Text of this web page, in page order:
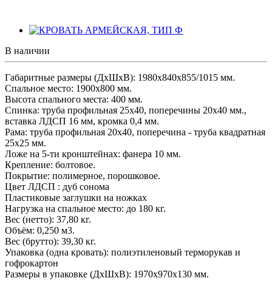
В наличии
Габаритные размеры (ДхШхВ): 1980х840х855/1015 мм.
Спальное место: 1900х800 мм.
Высота спального места: 400 мм.
Спинка: труба профильная 25х40, поперечины 20х40 мм.,
вставка ЛДСП 16 мм, кромка 0,4 мм.
Рама: труба профильная 20х40, поперечина - труба квадратная
25х25 мм.
Ложе на 5-ти кронштейнах: фанера 10 мм.
Крепление: болтовое.
Покрытие: полимерное, порошковое.
Цвет ЛДСП : дуб сонома
Пластиковые заглушки на ножках
Нагрузка на спальное место: до 180 кг.
Вес (нетто): 37,80 кг.
Объём: 0,250 м3.
Вес (брутто): 39,30 кг.
Упаковка (одна кровать): полиэтиленовый терморукав и
гофрокартон
Размеры в упаковке (ДхШхВ): 1970х970х130 мм.